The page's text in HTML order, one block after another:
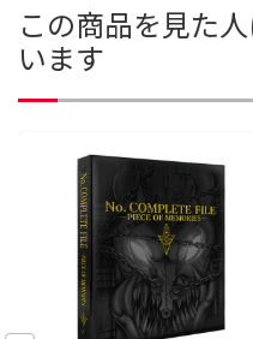
この商品を見た
います